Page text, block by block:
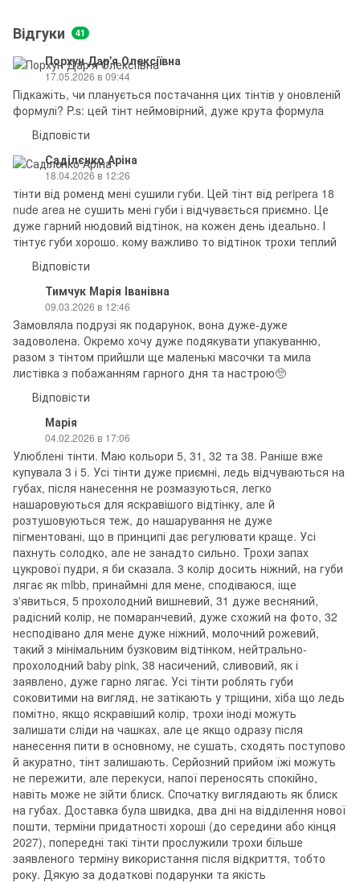
Відгуки 41
Порхун Дар'я Олексіївна
17.05.2026 в 09:44
Підкажіть, чи планується постачання цих тінтів у оновленій
формулі? P.s: цей тінт неймовірний, дуже крута формула
Відповісти
Саділєнко Аріна
18.04.2026 в 12:26
тінти від роменд мені сушили губи. Цей тінт від peripera 18
nude area не сушить мені губи і відчувається приємно. Це
дуже гарний нюдовий відтінок, на кожен день ідеально. І
тінтує губи хорошо. кому важливо то відтінок трохи теплий
Відповісти
Тимчук Марія Іванівна
09.03.2026 в 12:46
Замовляла подрузі як подарунок, вона дуже-дуже
задоволена. Окремо хочу дуже подякувати упакуванню,
разом з тінтом прийшли ще маленькі масочки та мила
листівка з побажанням гарного дня та настрою🥺
Відповісти
Марія
04.02.2026 в 17:06
Улюблені тінти. Маю кольори 5, 31, 32 та 38. Раніше вже
купувала 3 і 5. Усі тінти дуже приємні, ледь відчуваються на
губах, після нанесення не розмазуються, легко
нашаровуються для яскравішого відтінку, але й
розтушовуються теж, до нашарування не дуже
пігментовані, що в принципі дає регулювати краще. Усі
пахнуть солодко, але не занадто сильно. Трохи запах
цукрової пудри, я би сказала. 3 колір досить ніжний, на губи
лягає як mlbb, принаймні для мене, сподіваюся, іще
з'явиться, 5 прохолодний вишневий, 31 дуже весняний,
радісний колір, не помаранчевий, дуже схожий на фото, 32
несподівано для мене дуже ніжний, молочний рожевий,
такий з мінімальним бузковим відтінком, нейтрально-
прохолодний baby pink, 38 насичений, сливовий, як і
заявлено, дуже гарно лягає. Усі тінти роблять губи
соковитими на вигляд, не затікають у тріщини, хіба що ледь
помітно, якщо яскравіший колір, трохи іноді можуть
залишати сліди на чашках, але це якщо одразу після
нанесення пити в основному, не сушать, сходять поступово
й акуратно, тінт залишають. Серйозний прийом їжі можуть
не пережити, але перекуси, напої переносять спокійно,
навіть може не зійти блиск. Спочатку виглядають як блиск
на губах. Доставка була швидка, два дні на відділення нової
пошти, терміни придатності хороші (до середини або кінця
2027), попередні такі тінти прослужили трохи більше
заявленого терміну використання після відкриття, тобто
року. Дякую за додаткові подарунки та якість